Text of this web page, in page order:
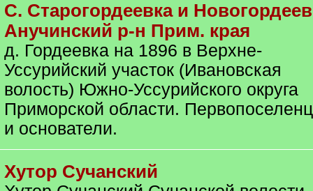
С. Старогордеевка и
Анучинский р-н Прим. края
д. Гордеевка на 1896 в Верхне-
Уссурийский участок (Ивановская
волость) Южно-Уссурийского округа
Приморской области.
и основатели.
Хутор Сучанский